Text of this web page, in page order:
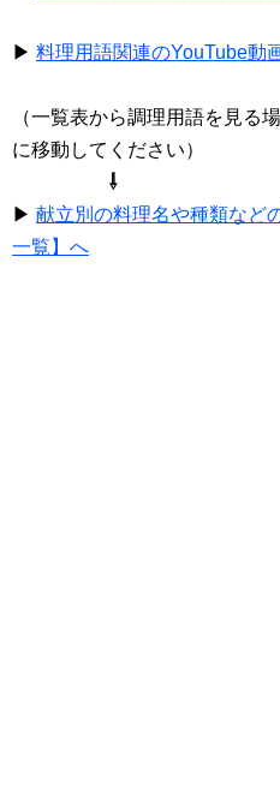
▶ 料理用語関連のYouTube動
（一覧表から調理用語を見る
に移動してください）
⇩
▶ 献立別の料理名や種類など
一覧】へ